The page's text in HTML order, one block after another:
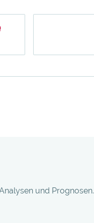
und Prognosen.